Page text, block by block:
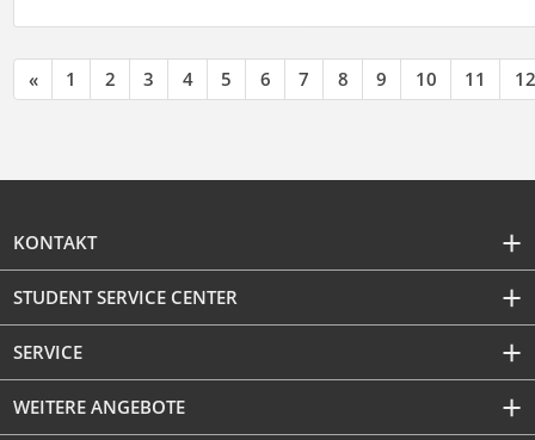
« 1 2 3 4 5 6 7 8 9 10 11 12
KONTAKT
STUDENT SERVICE CENTER
SERVICE
WEITERE ANGEBOTE